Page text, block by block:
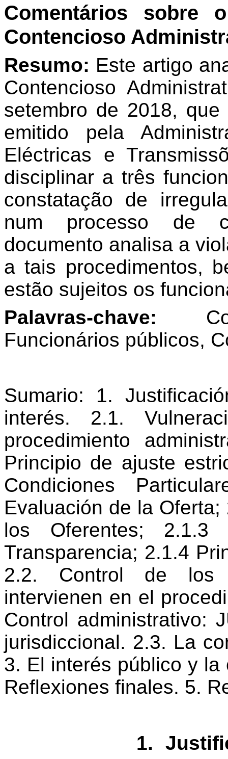
Comentários sobre
Contencioso
Resumo: Este artigo
Contencioso
setembro de 2018,
emitido pela
Eléctricas e Transmiss
disciplinar a três
constatação de
num processo de
documento analisa a
a tais procedimentos,
estão sujeitos os
Palavras-chave:
Funcionários públicos,
Sumario: 1.
interés. 2.1.
procedimiento
Principio de ajuste
Condiciones
Evaluación de la
los Oferentes;
Transparencia; 2.1.4
2.2. Control de los
intervienen en el
Control administrativo:
jurisdiccional. 2.3. La
3. El interés público y
Reflexiones finales. 5.
1.